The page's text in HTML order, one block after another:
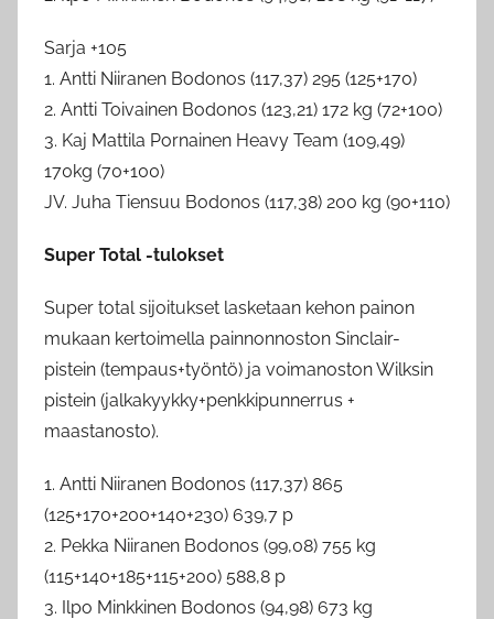
Sarja +105
1. Antti Niiranen Bodonos (117,37) 295 (125+170)
2. Antti Toivainen Bodonos (123,21) 172 kg (72+100)
3. Kaj Mattila Pornainen Heavy Team (109,49)
170kg (70+100)
JV. Juha Tiensuu Bodonos (117,38) 200 kg (90+110)
Super Total -tulokset
Super total sijoitukset lasketaan kehon painon
mukaan kertoimella painnonnoston Sinclair-
pistein (tempaus+työntö) ja voimanoston Wilksin
pistein (jalkakyykky+penkkipunnerrus +
maastanosto).
1. Antti Niiranen Bodonos (117,37) 865
(125+170+200+140+230) 639,7 p
2. Pekka Niiranen Bodonos (99,08) 755 kg
(115+140+185+115+200) 588,8 p
3. Ilpo Minkkinen Bodonos (94,98) 673 kg